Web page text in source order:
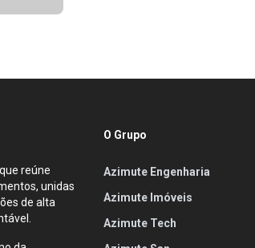
reúne
unidas
de alta
O Grupo
Azimute Engenharia
Azimute Imóveis
Azimute Tech